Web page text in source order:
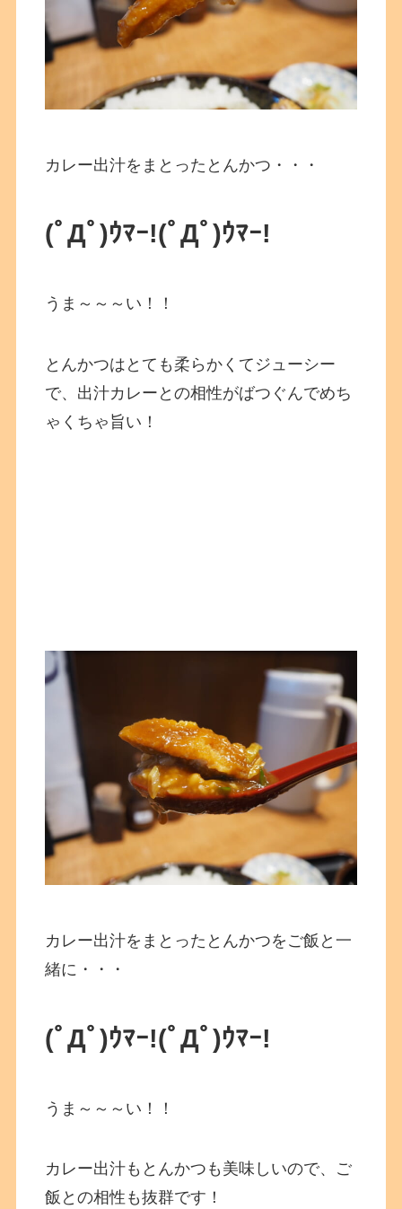
カレー出汁をまとったとんかつ・・・
(ﾟДﾟ)ｳﾏｰ!(ﾟДﾟ)ｳﾏｰ!
うま～～～い！！
とんかつはとても柔らかくてジューシー
で、出汁カレーとの相性がばつぐんでめち
ゃくちゃ旨い！
カレー出汁をまとったとんかつをご飯と一
緒に・・・
(ﾟДﾟ)ｳﾏｰ!(ﾟДﾟ)ｳﾏｰ!
うま～～～い！！
カレー出汁もとんかつも美味しいので、ご
飯との相性も抜群です！